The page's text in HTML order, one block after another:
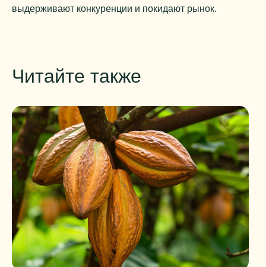
выдерживают конкуренции и покидают рынок.
Читайте также